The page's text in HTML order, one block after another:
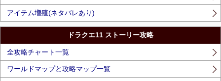
アイテム増殖(ネタバレあり)
ドラクエ11 ストーリー攻略
全攻略チャート一覧
ワールドマップと攻略マップ一覧